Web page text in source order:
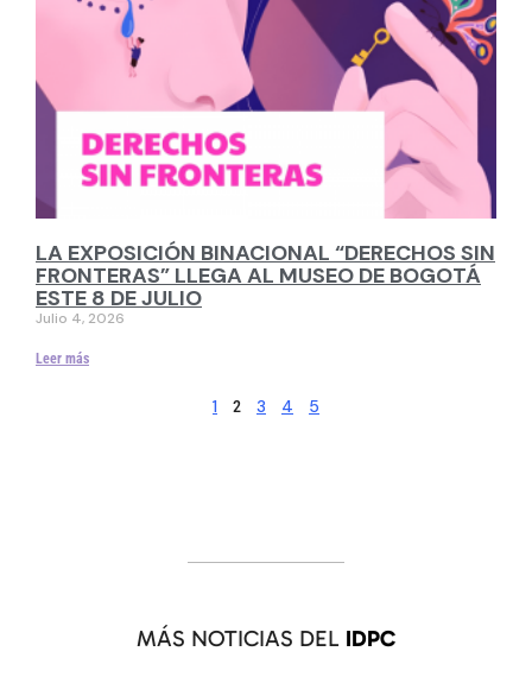
LA EXPOSICIÓN BINACIONAL “DERECHOS SIN
FRONTERAS” LLEGA AL MUSEO DE BOGOTÁ
ESTE 8 DE JULIO
Julio 4, 2026
Leer más
1 2 3 4 5
MÁS NOTICIAS DEL IDPC